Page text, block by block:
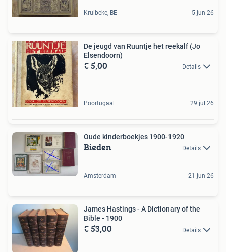
Kruibeke, BE 5 jun 26
De jeugd van Ruuntje het reekalf (Jo
Elsendoorn)
€ 5,00 Details
Poortugaal 29 jul 26
Oude kinderboekjes 1900-1920
Bieden Details
Amsterdam 21 jun 26
James Hastings - A Dictionary of the
Bible - 1900
€ 53,00 Details